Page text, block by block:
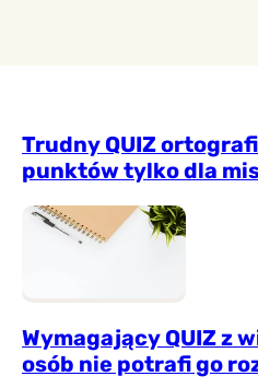
Trudny QUIZ
punktów tylko dla
Wymagający QUIZ z
osób nie potrafi go